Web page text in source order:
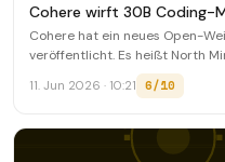
Cohere wirft 30B Coding-
Cohere hat ein neues Open-
veröffentlicht. Es heißt North
agentisches Coding.
11. Jun 2026 · 10:21 6/10